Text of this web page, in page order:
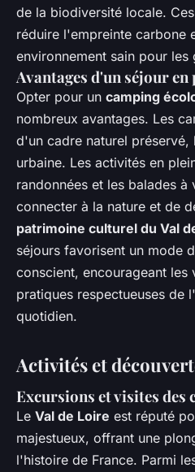
de la biodiversité locale.
réduire l'empreinte carbone
environnement sain pour les
Avantages d'un séjour
Opter pour un camping
nombreux avantages. Les
d'un cadre naturel
urbaine. Les activités en
randonnées et les balades
connecter à la nature et de
patrimoine culturel du Val
séjours favorisent un mode
conscient, encourageant les
pratiques respectueuses de
quotidien.
Activités et
Excursions et visites des
Le Val de Loire est réputé
majestueux, offrant une
l'histoire de France. Parmi